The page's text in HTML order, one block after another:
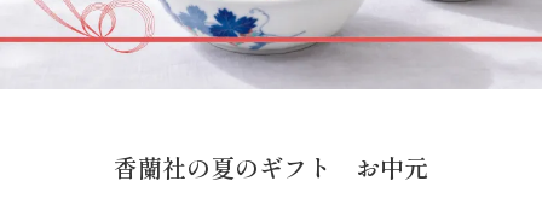
香蘭社の夏のギフト お中元